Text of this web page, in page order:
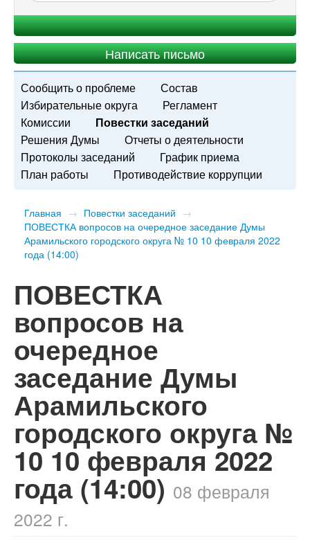
Написать письмо
Сообщить о проблеме
Состав
Избирательные округа
Регламент
Комиссии
Повестки заседаний
Решения Думы
Отчеты о деятельности
Протоколы заседаний
График приема
План работы
Противодействие коррупции
Главная → Повестки заседаний →
ПОВЕСТКА вопросов на очередное заседание Думы
Арамильского городского округа № 10 10 февраля 2022
года (14:00)
ПОВЕСТКА
вопросов на
очередное
заседание Думы
Арамильского
городского округа №
10 10 февраля 2022
года (14:00) 08 февраля
2022 г.